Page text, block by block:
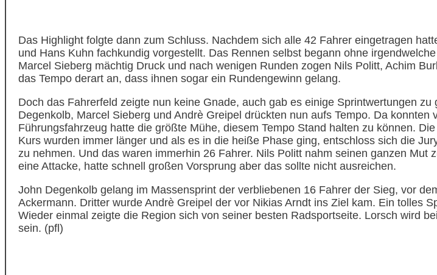
Das Highlight folgte dann zum Schluss. Nachdem sich alle 42 Fahrer eingetragen
und Hans Kuhn fachkundig vorgestellt. Das Rennen selbst begann ohne
Marcel Sieberg mächtig Druck und nach wenigen Runden zogen Nils Politt, Achim
das Tempo derart an, dass ihnen sogar ein Rundengewinn gelang.
Doch das Fahrerfeld zeigte nun keine Gnade, auch gab es einige Sprintwertungen
Degenkolb, Marcel Sieberg und Andrè Greipel drückten nun aufs Tempo. Da konnten
Führungsfahrzeug hatte die größte Mühe, diesem Tempo Stand halten zu können.
Kurs wurden immer länger und als es in die heiße Phase ging, entschloss sich die
zu nehmen. Und das waren immerhin 26 Fahrer. Nils Politt nahm seinen ganzen Mut
eine Attacke, hatte schnell großen Vorsprung aber das sollte nicht ausreichen.
John Degenkolb gelang im Massensprint der verbliebenen 16 Fahrer der Sieg, vor
Ackermann. Dritter wurde Andrè Greipel der vor Nikias Arndt ins Ziel kam. Ein tolles
Wieder einmal zeigte die Region sich von seiner besten Radsportseite. Lorsch wird
sein. (pfl)